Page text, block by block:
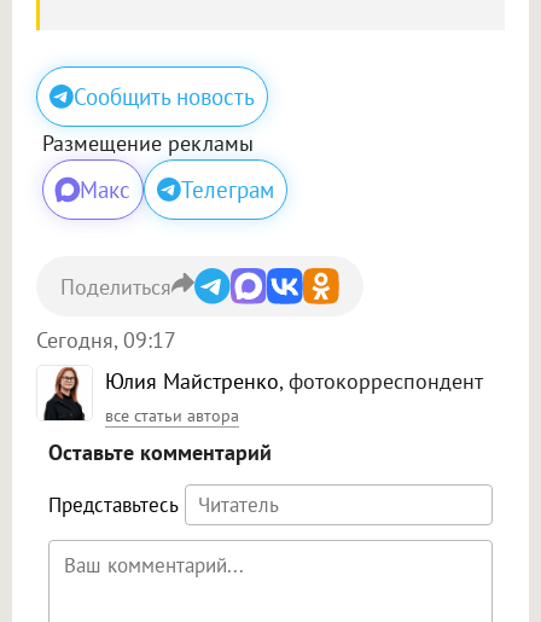
Сообщить новость
Размещение рекламы
Макс Телеграм
Юлия Майстренко, фотокорреспондент
все статьи автора
Сегодня, 09:17
Поделиться
Оставьте комментарий
Представьтесь